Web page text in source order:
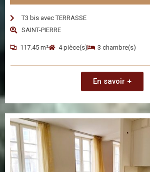
T3 bis avec TERRASSE
SAINT-PIERRE
117.45 m² 4 pièce(s) 3 chambre(s)
En savoir +